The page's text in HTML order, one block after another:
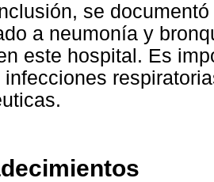
se
a neumonía y
este hospital. Es
infecciones